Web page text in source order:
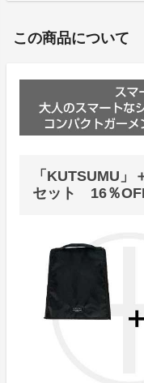
この商品について
「KUTSUMU」
セット 16％